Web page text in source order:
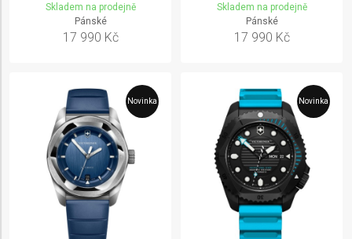
Skladem na prodejně
Pánské
17 990 Kč
Skladem na prodejně
Pánské
17 990 Kč
Novinka Novinka